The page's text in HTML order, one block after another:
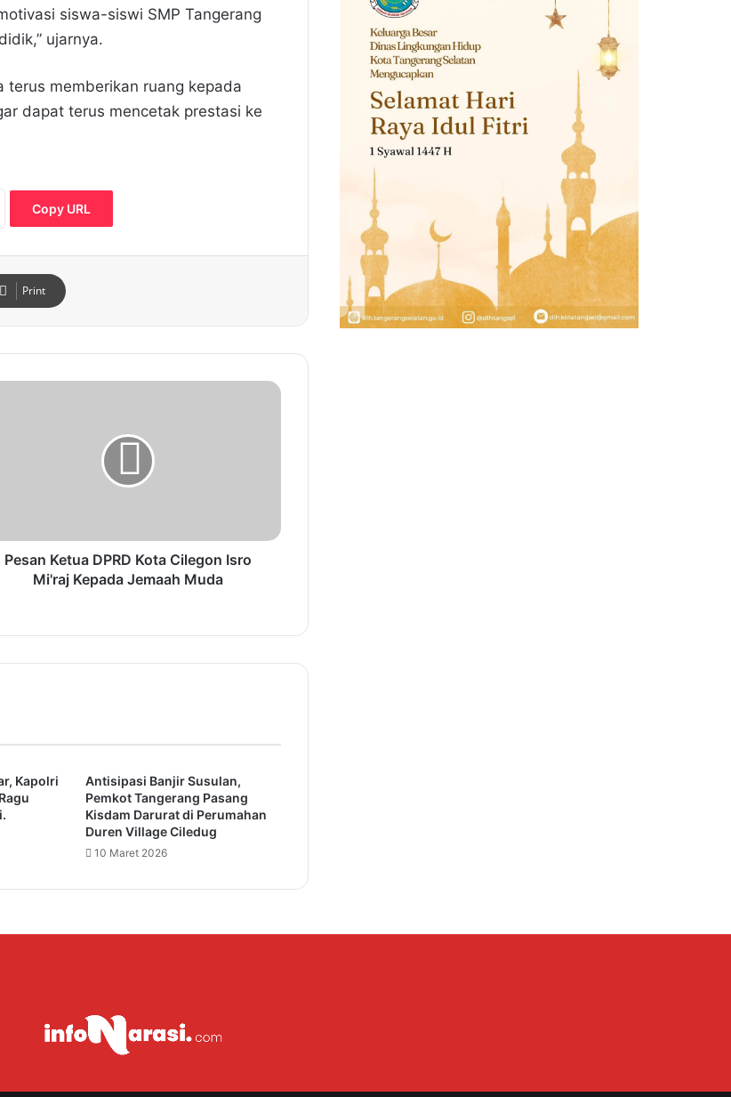
siswa-siswi SMP Tangerang
ujarnya.
terus memberikan ruang kepada
dapat terus mencetak prestasi ke
Copy URL
Print
Pesan Ketua DPRD Kota Cilegon Isro
Mi'raj Kepada Jemaah Muda
Kapolri
Antisipasi Banjir Susulan,
Pemkot Tangerang Pasang
Kisdam Darurat di Perumahan
Duren Village Ciledug
10 Maret 2026